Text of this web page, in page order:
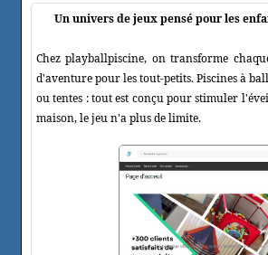
Un univers de jeux pensé pour les
Chez playballpiscine, on transforme
d'aventure pour les tout-petits. Piscines à
ou tentes : tout est conçu pour stimuler
maison, le jeu n'a plus de limite.